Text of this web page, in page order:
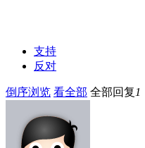
支持
反对
倒序浏览 看全部 全部回复 1